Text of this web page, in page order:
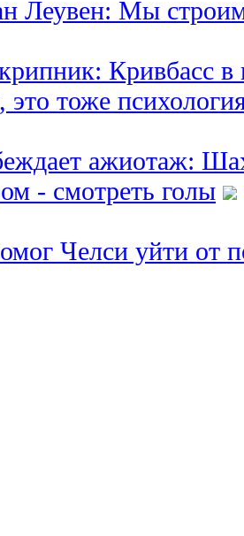
Леувен: Мы
Кривбасс в
тоже
ажиотаж:
- смотреть голы
Челси уйти от